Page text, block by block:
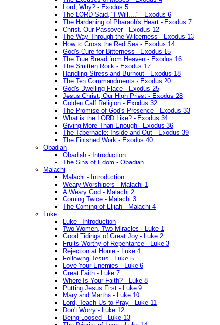
Lord, Why? - Exodus 5
The LORD Said, "I Will...." - Exodus 6
The Hardening of Pharaoh's Heart - Exodus 7
Christ, Our Passover - Exodus 12
The Way Through the Wilderness - Exodus 13
How to Cross the Red Sea - Exodus 14
God's Cure for Bitterness - Exodus 15
The True Bread from Heaven - Exodus 16
The Smitten Rock - Exodus 17
Handling Stress and Burnout - Exodus 18
The Ten Commandments - Exodus 20
God's Dwelling Place - Exodus 25
Jesus Christ, Our High Priest - Exodus 28
Golden Calf Religion - Exodus 32
The Promise of God's Presence - Exodus 33
What is the LORD Like? - Exodus 34
Giving More Than Enough - Exodus 36
The Tabernacle: Inside and Out - Exodus 39
The Finished Work - Exodus 40
Obadiah
Obadiah - Introduction
The Sins of Edom - Obadiah
Malachi
Malachi - Introduction
Weary Worshipers - Malachi 1
A Weary God - Malachi 2
Coming Twice - Malachi 3
The Coming of Elijah - Malachi 4
Luke
Luke - Introduction
Two Women, Two Miracles - Luke 1
Good Tidings of Great Joy - Luke 2
Fruits Worthy of Repentance - Luke 3
Rejection at Home - Luke 4
Following Jesus - Luke 5
Love Your Enemies - Luke 6
Great Faith - Luke 7
Where Is Your Faith? - Luke 8
Putting Jesus First - Luke 9
Mary and Martha - Luke 10
Lord, Teach Us to Pray - Luke 11
Don't Worry - Luke 12
Being Loosed - Luke 13